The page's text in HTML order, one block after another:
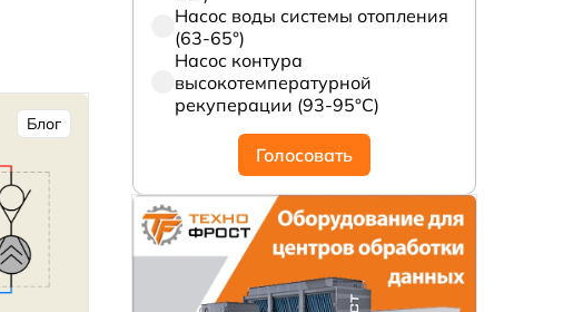
Блог
Насос воды системы отопления
(63-65°)
Насос контура
высокотемпературной
рекуперации (93-95°С)
Голосовать